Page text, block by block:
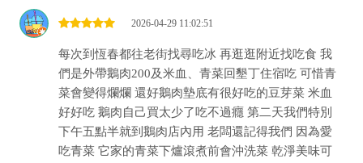
2026-04-29 11:02:51
每次到恆春都往老街找尋吃冰 再逛逛附近找吃食 我
們是外帶鵝肉200及米血、青菜回墾丁住宿吃 可惜青
菜會變得爛爛 還好鵝肉墊底有很好吃的豆芽菜 米血
好好吃 鵝肉自己買太少了吃不過癮 第二天我們特別
下午五點半就到鵝肉店內用 老闆還記得我們 因為愛
吃青菜 它家的青菜下爐滾煮前會沖洗菜 乾淨美味可